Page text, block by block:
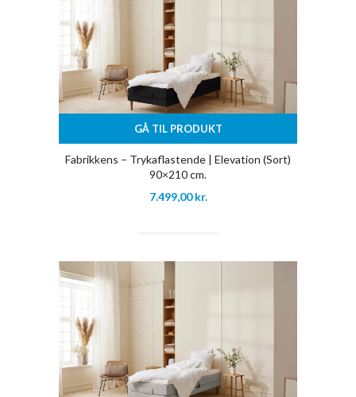
GÅ TIL PRODUKT
Fabrikkens – Trykaflastende | Elevation (Sort)
90×210 cm.
7.499,00kr.